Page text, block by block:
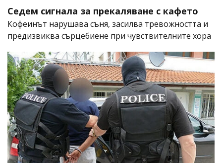
Седем сигнала за прекаляване с кафето
Кофеинът нарушава съня, засилва тревожността и
предизвиква сърцебиене при чувствителните хора